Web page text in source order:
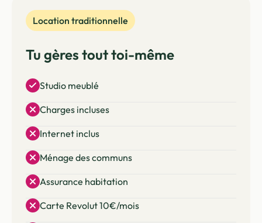
Location traditionnelle
Tu gères tout toi-même
Studio meublé
Charges incluses
Internet inclus
Ménage des communs
Assurance habitation
Carte Revolut 10€/mois